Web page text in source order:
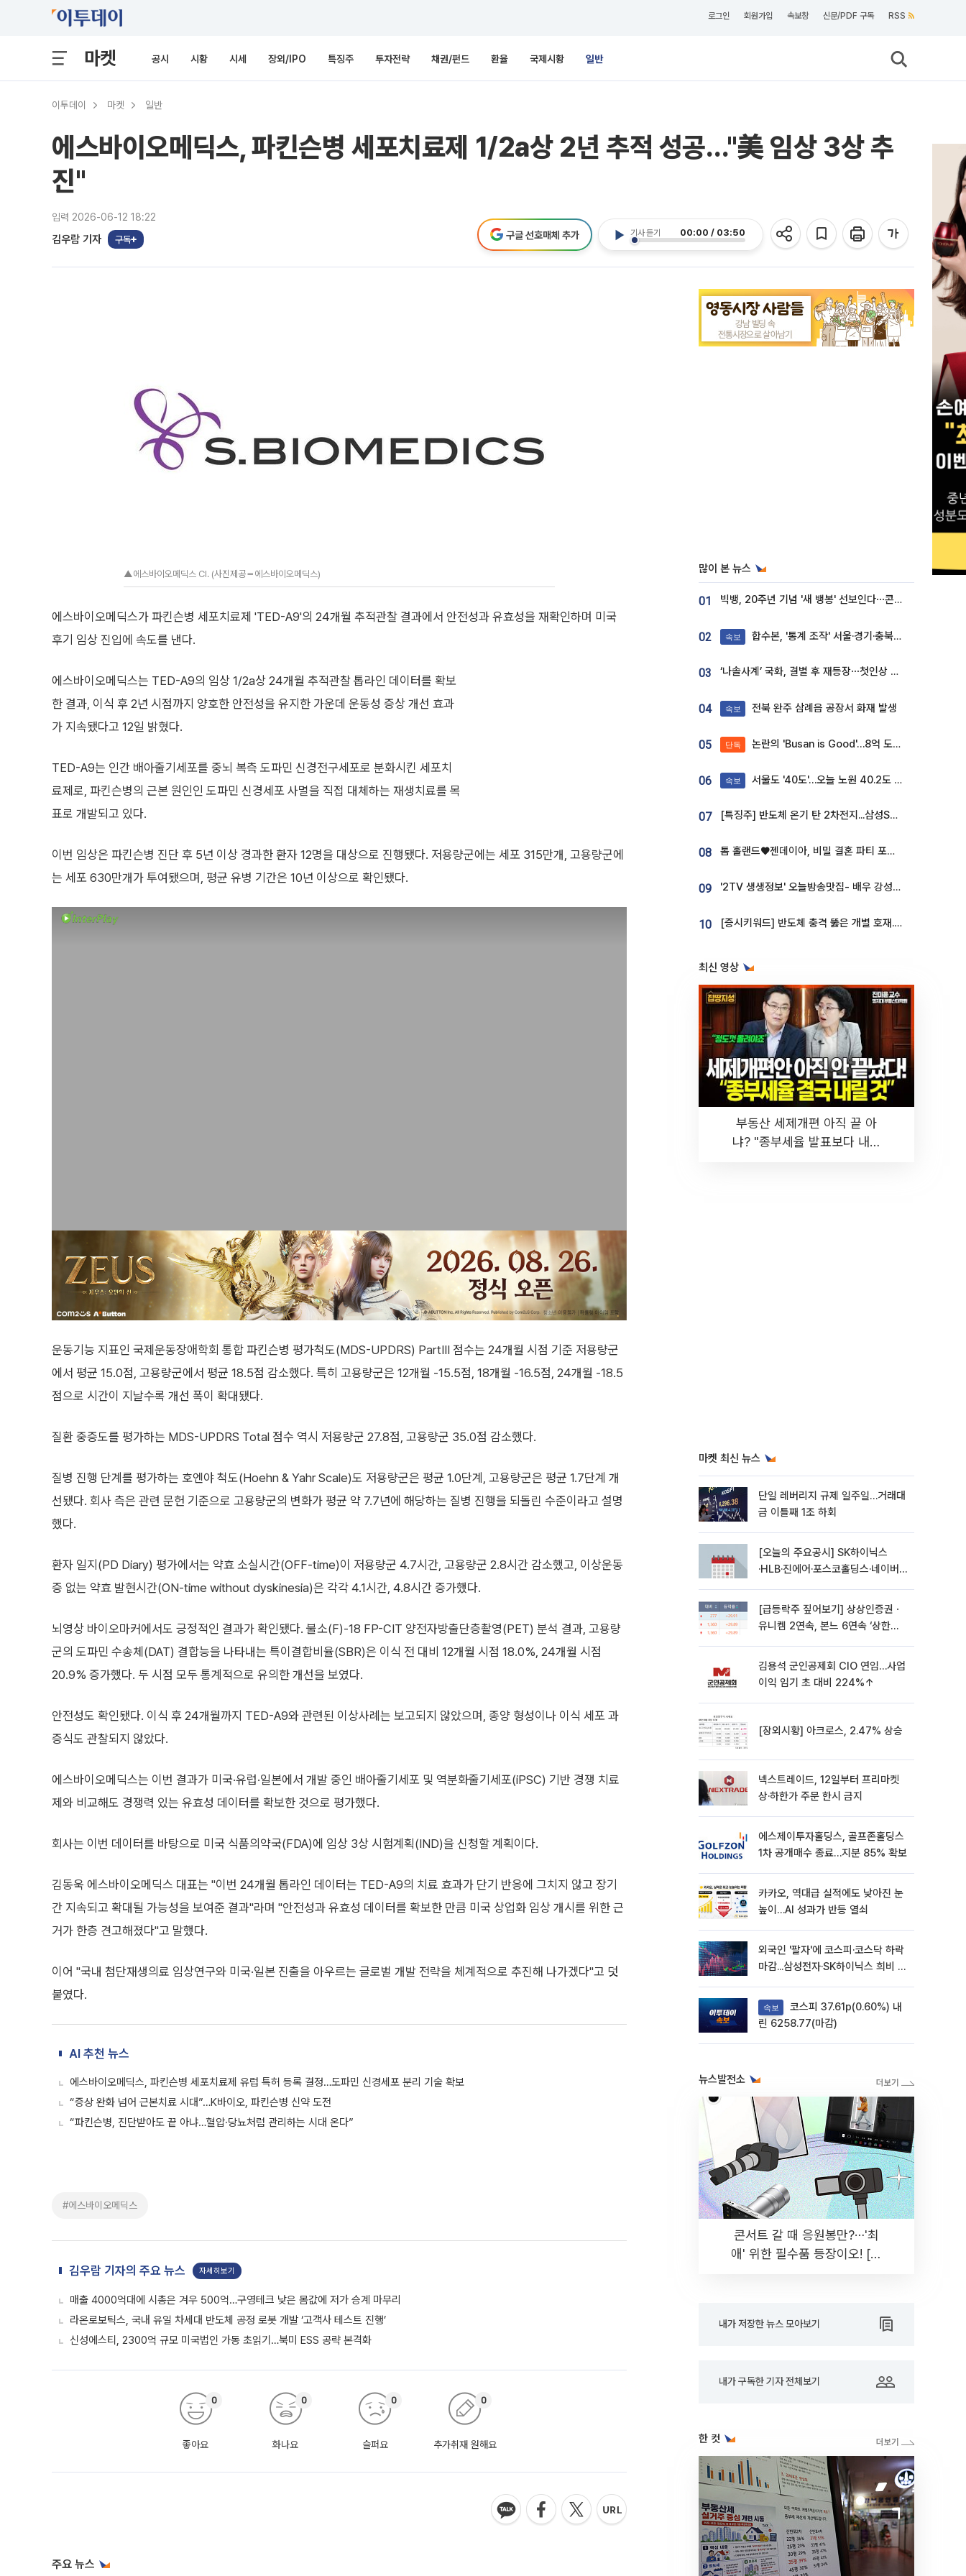
로그인 회원가입 속보창 신문/PDF 구독 RSS
마켓 공시 시황 시세 장외/IPO 특징주 투자전략 채권/펀드 환율 국제시황 일반
이투데이 마켓 일반
에스바이오메딕스, 파킨슨병 세포치료제 1/2a상 2년 추적 성공…"美 임상 3상 추
진"
입력 2026-06-12 18:22
김우람 기자 구독
기사 듣기 00:00 / 03:50
구글 선호매체 추가
▲에스바이오메딕스 CI. (사진제공＝에스바이오메딕스)
에스바이오메딕스가 파킨슨병 세포치료제 'TED-A9'의 24개월 추적관찰 결과에서 안전성과 유효성을 재확인하며 미국
후기 임상 진입에 속도를 낸다.
에스바이오메딕스는 TED-A9의 임상 1/2a상 24개월 추적관찰 톱라인 데이터를 확보
한 결과, 이식 후 2년 시점까지 양호한 안전성을 유지한 가운데 운동성 증상 개선 효과
가 지속됐다고 12일 밝혔다.
TED-A9는 인간 배아줄기세포를 중뇌 복측 도파민 신경전구세포로 분화시킨 세포치
료제로, 파킨슨병의 근본 원인인 도파민 신경세포 사멸을 직접 대체하는 재생치료를 목
표로 개발되고 있다.
이번 임상은 파킨슨병 진단 후 5년 이상 경과한 환자 12명을 대상으로 진행됐다. 저용량군에는 세포 315만개, 고용량군에
는 세포 630만개가 투여됐으며, 평균 유병 기간은 10년 이상으로 확인됐다.
운동기능 지표인 국제운동장애학회 통합 파킨슨병 평가척도(MDS-UPDRS) PartⅢ 점수는 24개월 시점 기준 저용량군
에서 평균 15.0점, 고용량군에서 평균 18.5점 감소했다. 특히 고용량군은 12개월 -15.5점, 18개월 -16.5점, 24개월 -18.5
점으로 시간이 지날수록 개선 폭이 확대됐다.
질환 중증도를 평가하는 MDS-UPDRS Total 점수 역시 저용량군 27.8점, 고용량군 35.0점 감소했다.
질병 진행 단계를 평가하는 호엔야 척도(Hoehn & Yahr Scale)도 저용량군은 평균 1.0단계, 고용량군은 평균 1.7단계 개
선됐다. 회사 측은 관련 문헌 기준으로 고용량군의 변화가 평균 약 7.7년에 해당하는 질병 진행을 되돌린 수준이라고 설명
했다.
환자 일지(PD Diary) 평가에서는 약효 소실시간(OFF-time)이 저용량군 4.7시간, 고용량군 2.8시간 감소했고, 이상운동
증 없는 약효 발현시간(ON-time without dyskinesia)은 각각 4.1시간, 4.8시간 증가했다.
뇌영상 바이오마커에서도 긍정적인 결과가 확인됐다. 불소(F)-18 FP-CIT 양전자방출단층촬영(PET) 분석 결과, 고용량
군의 도파민 수송체(DAT) 결합능을 나타내는 특이결합비율(SBR)은 이식 전 대비 12개월 시점 18.0%, 24개월 시점
20.9% 증가했다. 두 시점 모두 통계적으로 유의한 개선을 보였다.
안전성도 확인됐다. 이식 후 24개월까지 TED-A9와 관련된 이상사례는 보고되지 않았으며, 종양 형성이나 이식 세포 과
증식도 관찰되지 않았다.
에스바이오메딕스는 이번 결과가 미국·유럽·일본에서 개발 중인 배아줄기세포 및 역분화줄기세포(iPSC) 기반 경쟁 치료
제와 비교해도 경쟁력 있는 유효성 데이터를 확보한 것으로 평가했다.
회사는 이번 데이터를 바탕으로 미국 식품의약국(FDA)에 임상 3상 시험계획(IND)을 신청할 계획이다.
김동욱 에스바이오메딕스 대표는 "이번 24개월 톱라인 데이터는 TED-A9의 치료 효과가 단기 반응에 그치지 않고 장기
간 지속되고 확대될 가능성을 보여준 결과"라며 "안전성과 유효성 데이터를 확보한 만큼 미국 상업화 임상 개시를 위한 근
거가 한층 견고해졌다"고 말했다.
이어 "국내 첨단재생의료 임상연구와 미국·일본 진출을 아우르는 글로벌 개발 전략을 체계적으로 추진해 나가겠다"고 덧
붙였다.
AI 추천 뉴스
에스바이오메딕스, 파킨슨병 세포치료제 유럽 특허 등록 결정…도파민 신경세포 분리 기술 확보
“증상 완화 넘어 근본치료 시대”…K바이오, 파킨슨병 신약 도전
“파킨슨병, 진단받아도 끝 아냐…혈압·당뇨처럼 관리하는 시대 온다”
#에스바이오메딕스
김우람 기자의 주요 뉴스 자세히보기
매출 4000억대에 시총은 겨우 500억…구영테크 낮은 몸값에 저가 승계 마무리
라온로보틱스, 국내 유일 차세대 반도체 공정 로봇 개발 ‘고객사 테스트 진행’
신성에스티, 2300억 규모 미국법인 가동 초읽기…북미 ESS 공략 본격화
좋아요
0
화나요
0
슬퍼요
0
추가취재 원해요
0
주요 뉴스
많이 본 뉴스
01 빅뱅, 20주년 기념 '새 뱅봉' 선보인다⋯콘서트 앞두고 팝업 개최
02 속보 합수본, '통계 조작' 서울·경기·충북 선관위 등 추가 압수수색
03 ‘나솔사계’ 국화, 결별 후 재등장⋯첫인상 투표 휩쓸고 ‘인기녀’ 등극
04 속보 전북 완주 삼례읍 공장서 화재 발생
05 단독 논란의 'Busan is Good'…8억 도시브랜드, 용산 대통령실 CI 업체가 수행
06 속보 서울도 '40도'…오늘 노원 40.2도 기록
07 [특징주] 반도체 온기 탄 2차전지...삼성SDI, 장 초반 7% 넘게 껑충
08 톰 홀랜드♥젠데이아, 비밀 결혼 파티 포착⋯호텔 대관비만 9억
09 '2TV 생생정보' 오늘방송맛집- 배우 강성진 단골! 쌀국수ㆍ푸팟퐁 커리 맛집 '블○○○'
10 [증시키워드] 반도체 충격 뚫은 개별 호재...포스코퓨처엠·에코프로·한화솔루션 '눈길'
최신 영상
부동산 세제개편 아직 끝 아
냐? "종부세율 발표보다 내릴
마켓 최신 뉴스
단일 레버리지 규제 일주일…거래대
금 이틀째 1조 하회
[오늘의 주요공시] SK하이닉스
·HLB·진에어·포스코홀딩스·네이버·
[급등락주 짚어보기] 상상인증권ㆍ
유니켐 2연속, 본느 6연속 ‘상한
김용석 군인공제회 CIO 연임…사업
이익 임기 초 대비 224%↑
[장외시황] 아크로스, 2.47% 상승
넥스트레이드, 12일부터 프리마켓
상·하한가 주문 한시 금지
에스제이투자홀딩스, 골프존홀딩스
1차 공개매수 종료…지분 85% 확보
카카오, 역대급 실적에도 낮아진 눈
높이…AI 성과가 반등 열쇠
외국인 '팔자'에 코스피·코스닥 하락
마감...삼성전자·SK하이닉스 희비 갈
속보
린 6258.77(마감)
뉴스발전소
콘서트 갈 때 응원봉만?⋯'최
애' 위한 필수품 등장이오! [솔
내가 저장한 뉴스 모아보기
내가 구독한 기자 전체보기
한 컷